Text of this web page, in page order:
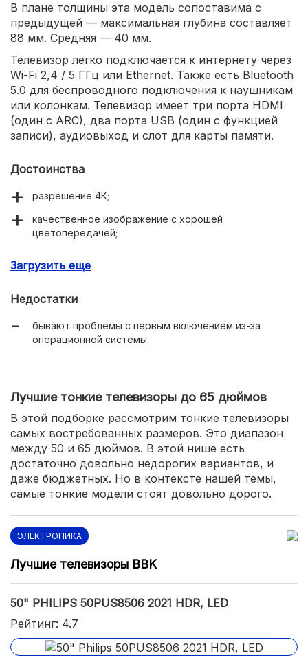
В плане толщины эта модель сопоставима с
предыдущей — максимальная глубина составляет
88 мм. Средняя — 40 мм.
Телевизор легко подключается к интернету через
Wi-Fi 2,4 / 5 ГГц или Ethernet. Также есть Bluetooth
5.0 для беспроводного подключения к наушникам
или колонкам. Телевизор имеет три порта HDMI
(один с ARC), два порта USB (один с функцией
записи), аудиовыход и слот для карты памяти.
Достоинства
разрешение 4К;
качественное изображение с хорошей
цветопередачей;
Ethernet;
неплохой звук;
Загрузить еще
Недостатки
бывают проблемы с первым включением из-за
операционной системы.
Лучшие тонкие телевизоры до 65 дюймов
В этой подборке рассмотрим тонкие телевизоры
самых востребованных размеров. Это диапазон
между 50 и 65 дюймов. В этой нише есть
достаточно довольно недорогих вариантов, и
даже бюджетных. Но в контексте нашей темы,
самые тонкие модели стоят довольно дорого.
ЭЛЕКТРОНИКА
Лучшие телевизоры BBK
50" PHILIPS 50PUS8506 2021 HDR, LED
Рейтинг: 4.7